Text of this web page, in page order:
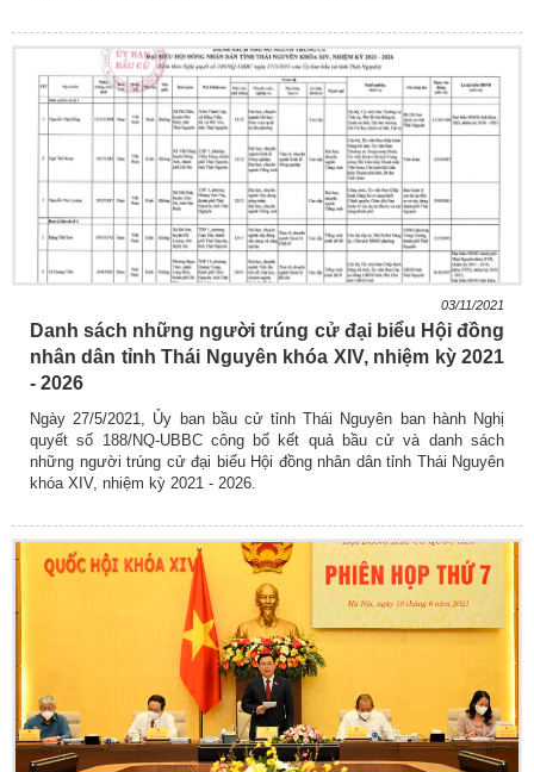
03/11/2021
Danh sách những người trúng cử đại biểu Hội đồng
nhân dân tỉnh Thái Nguyên khóa XIV, nhiệm kỳ 2021
- 2026
Ngày 27/5/2021, Ủy ban bầu cử tỉnh Thái Nguyên ban hành Nghị
quyết số 188/NQ-UBBC công bố kết quả bầu cử và danh sách
những người trúng cử đại biểu Hội đồng nhân dân tỉnh Thái Nguyên
khóa XIV, nhiệm kỳ 2021 - 2026.